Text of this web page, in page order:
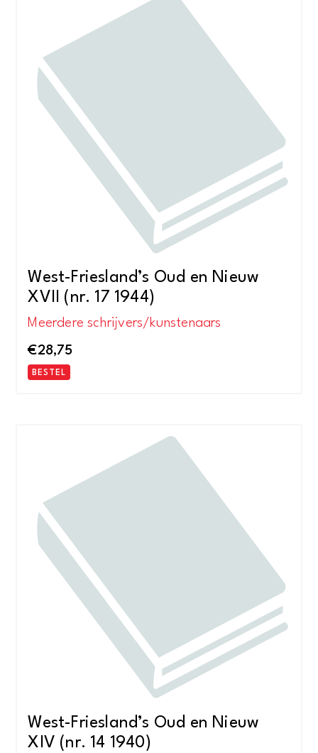
West-Friesland’s Oud en Nieuw
XVII (nr. 17 1944)
Meerdere schrijvers/kunstenaars
€28,75
BESTEL
West-Friesland’s Oud en Nieuw
XIV (nr. 14 1940)